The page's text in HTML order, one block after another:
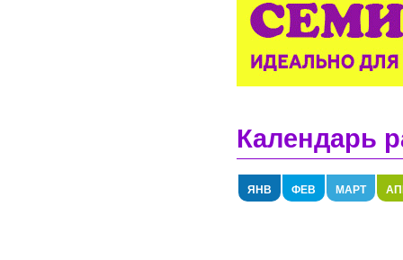
Календарь
ЯНВ ФЕВ МАРТ